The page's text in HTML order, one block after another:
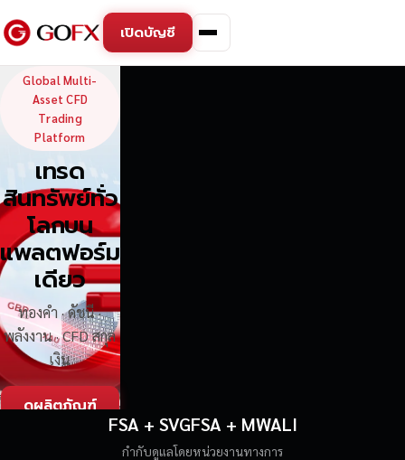
เปิดบัญชี
GoFX — Global Multi-
Global Multi-
Asset CFD
Trading
Platform
เทรด
สินทรัพย์ทั่ว
โลกบน
แพลตฟอร์ม
เดียว
ทองคำ · ดัชนี ·
พลังงาน · CFD สกุล
เงิน
ดูผลิตภัณฑ์
FSA + SVGFSA + MWALI
กำกับดูแลโดยหน่วยงานทางการ